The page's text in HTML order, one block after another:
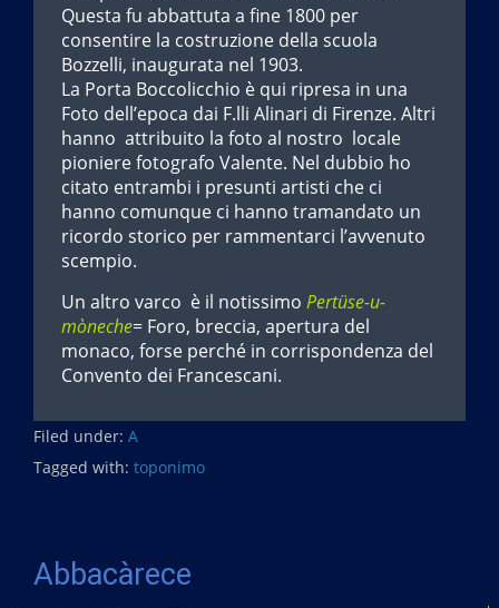
Questa fu abbattuta a fine 1800 per
consentire la costruzione della scuola
Bozzelli, inaugurata nel 1903.
La Porta Boccolicchio è qui ripresa in una
Foto dell’epoca dai F.lli Alinari di Firenze. Altri
hanno attribuito la foto al nostro locale
pioniere fotografo Valente. Nel dubbio ho
citato entrambi i presunti artisti che ci
hanno comunque ci hanno tramandato un
ricordo storico per rammentarci l’avvenuto
scempio.
Un altro varco è il notissimo Pertüse-u-
mòneche= Foro, breccia, apertura del
monaco, forse perché in corrispondenza del
Convento dei Francescani.
Filed under: A
Tagged with: toponimo
Abbacàrece